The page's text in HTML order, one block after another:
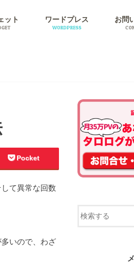
ット ワードプレス
WORDPRESS
お問
Pocket
て異常な回数
いので、わざ